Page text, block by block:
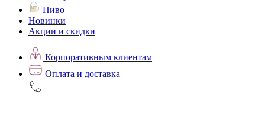
Пиво
Новинки
Акции и скидки
Корпоративным клиентам
Оплата и доставка